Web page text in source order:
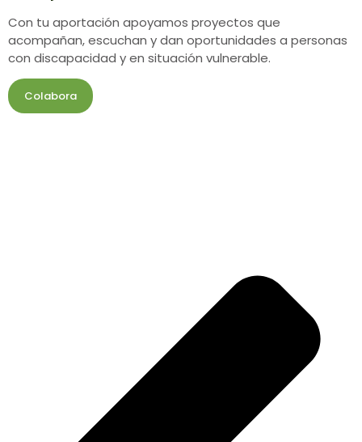
Con tu aportación apoyamos proyectos que
acompañan, escuchan y dan oportunidades a personas
con discapacidad y en situación vulnerable.
Colabora